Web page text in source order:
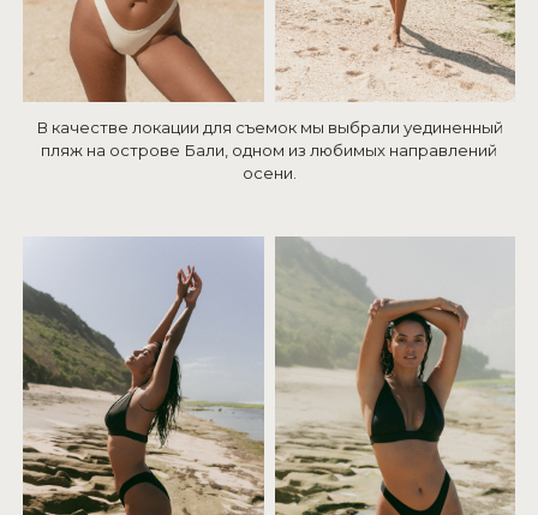
В качестве локации для съемок мы выбрали уединенный
пляж на острове Бали, одном из любимых направлений
осени.